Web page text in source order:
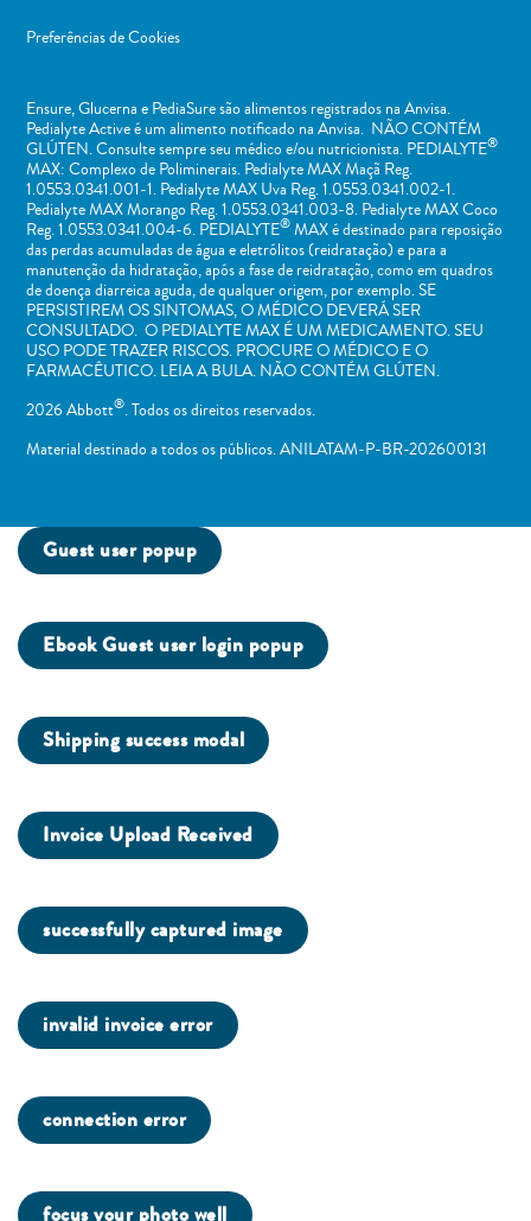
Preferências de Cookies
Ensure, Glucerna e PediaSure são alimentos registrados na Anvisa.
Pedialyte Active é um alimento notificado na Anvisa. NÃO CONTÉM
GLÚTEN. Consulte sempre seu médico e/ou nutricionista. PEDIALYTE®
MAX: Complexo de Poliminerais. Pedialyte MAX Maçã Reg.
1.0553.0341.001-1. Pedialyte MAX Uva Reg. 1.0553.0341.002-1.
Pedialyte MAX Morango Reg. 1.0553.0341.003-8. Pedialyte MAX Coco
Reg. 1.0553.0341.004-6. PEDIALYTE®MAX é destinado para reposição
das perdas acumuladas de água e eletrólitos (reidratação) e para a
manutenção da hidratação, após a fase de reidratação, como em quadros
de doença diarreica aguda, de qualquer origem, por exemplo. SE
PERSISTIREM OS SINTOMAS, O MÉDICO DEVERÁ SER
CONSULTADO. O PEDIALYTE MAX É UM MEDICAMENTO. SEU
USO PODE TRAZER RISCOS. PROCURE O MÉDICO E O
FARMACÊUTICO. LEIA A BULA. NÃO CONTÉM GLÚTEN.
2026 Abbott®. Todos os direitos reservados.
Material destinado a todos os públicos. ANILATAM-P-BR-202600131
Guest user popup
Ebook Guest user login popup
Shipping success modal
Invoice Upload Received
successfully captured image
invalid invoice error
connection error
focus your photo well